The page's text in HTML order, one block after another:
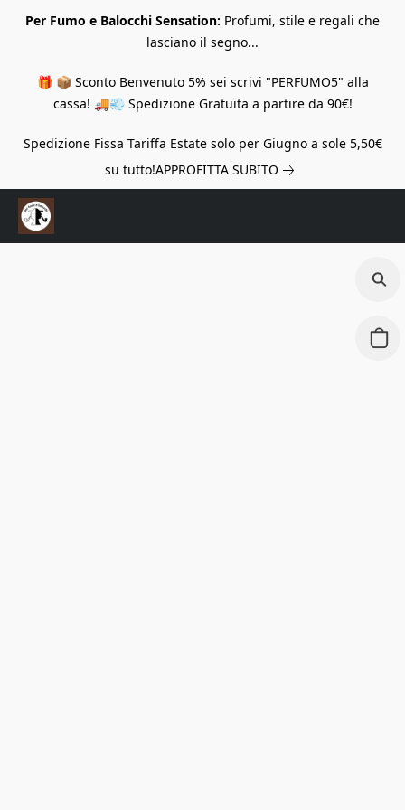
Per Fumo e Balocchi Sensation: Profumi, stile e regali che
lasciano il segno...
🎁 📦 Sconto Benvenuto 5% sei scrivi "PERFUMO5" alla
cassa! 🚚💨 Spedizione Gratuita a partire da 90€!
Spedizione Fissa Tariffa Estate solo per Giugno a sole 5,50€
su tutto!APPROFITTA SUBITO